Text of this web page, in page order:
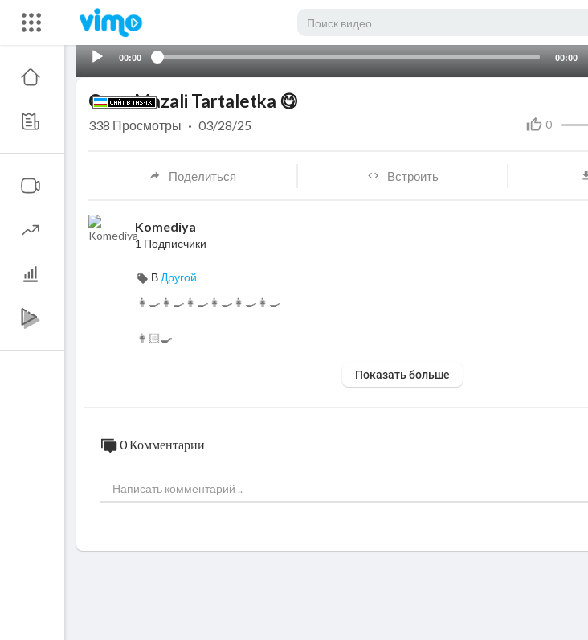
00:00 00:00
Oson Mazali Tartaletka 😋
0
338 Просмотры · 03/28/25
Поделиться Встроить
Komediya
1 Подписчики
В Другой
👩‍🍳👩‍🍳👩‍🍳👩‍🍳👩‍🍳👩‍🍳
👩🏻‍🍳
Показать больше
0 Комментарии